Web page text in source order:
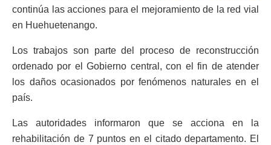
continúa las acciones para el mejoramiento de la red vial
en Huehuetenango.
Los trabajos son parte del proceso de reconstrucción
ordenado por el Gobierno central, con el fin de atender
los daños ocasionados por fenómenos naturales en el
país.
Las autoridades informaron que se acciona en la
rehabilitación de 7 puntos en el citado departamento. El